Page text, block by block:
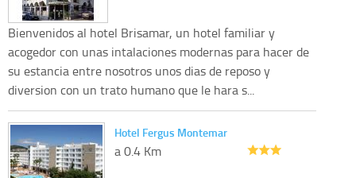
Bienvenidos al hotel Brisamar, un hotel familiar y
acogedor con unas intalaciones modernas para hacer de
su estancia entre nosotros unos dias de reposo y
diversion con un trato humano que le hara s...
Hotel Fergus Montemar
a 0.4 Km